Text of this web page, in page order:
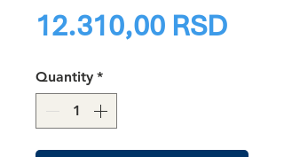
12.310,00 RSDPrice
Quantity *